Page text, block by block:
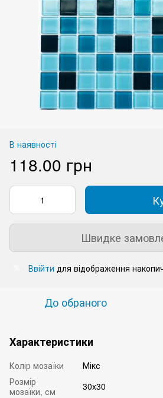
В наявності
118.00 грн
Швидке
Ввійти для відображення
До обраного
Характеристики
Колір мозаїки
Мікс
Розмір
мозаїки, см
30x30